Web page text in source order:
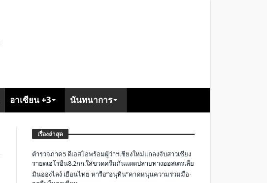
อาเซียน +3 นันทนาการ
เรื่องล่าสุด
ตำรวจภาค5 ดีเอสไอพร้อมผู้ว่าฯเชียงใหม่แถลงจับสาวเชียง
รายดเฮโรอีน8.2กก.ใส่ขวดครีมกันแดดปลายทางออสเตรเลีย
มินอองไลง์ เยือนไทย หารือ”อนุทิน”คาดหนุนความร่วมมือ-